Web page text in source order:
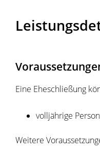
Eine Eheschließung
volljährige
Weitere